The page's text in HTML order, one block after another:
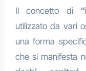
Il concetto di
utilizzato da vari
una forma
che si manifesta